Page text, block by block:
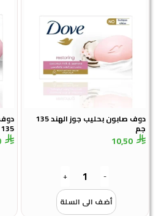
دوف صابون بحليب جوز الهند 135
10,50
+
أضف الى السلة
دوف
9,50